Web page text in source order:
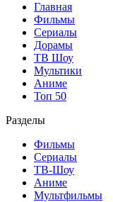
Главная
Фильмы
Сериалы
Дорамы
ТВ Шоу
Мультики
Аниме
Топ 50
Разделы
Фильмы
Сериалы
ТВ-Шоу
Аниме
Мультфильмы